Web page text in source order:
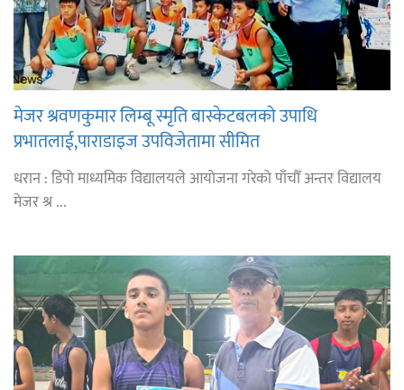
मेजर श्रवणकुमार लिम्बू स्मृति बास्केटबलको उपाधि
प्रभातलाई,पाराडाइज उपविजेतामा सीमित
धरान : डिपो माध्यमिक विद्यालयले आयोजना गरेको पाँचौँ अन्तर विद्यालय
मेजर श्र ...